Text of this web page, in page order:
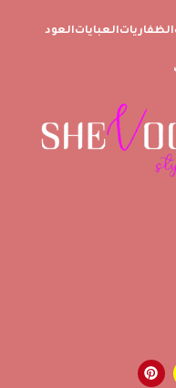
الظفارياتالعباياتالعود